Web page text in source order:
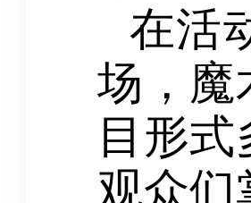
在活
场，魔
目形
观众们